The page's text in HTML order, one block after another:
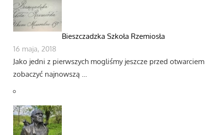
Bieszczadzka Szkoła Rzemiosła
16 maja, 2018
Jako jedni z pierwszych mogliśmy jeszcze przed otwarciem
zobaczyć najnowszą …